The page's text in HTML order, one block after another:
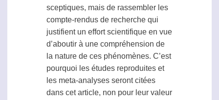
sceptiques, mais de rassembler les
compte-rendus de recherche qui
justifient un effort scientifique en vue
d’aboutir à une compréhension de
la nature de ces phénomènes. C’est
pourquoi les études reproduites et
les meta-analyses seront citées
dans cet article, non pour leur valeur